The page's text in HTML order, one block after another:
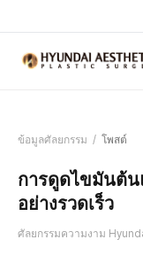
ข้อมูลศัลยกรรม / โพสต์
การดูดไขมันต้น
อย่างรวดเร็ว
ศัลยกรรมความงาม